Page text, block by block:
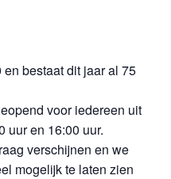
bestaat dit jaar al 75
voor iedereen uit
uur en 16:00 uur.
verschijnen en we
mogelijk te laten zien